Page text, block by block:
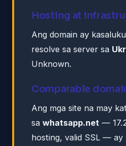
Hosting at
Ang domain ay
resolve sa server sa
Unknown.
Comparable
Ang mga site na may
sa whatsapp.net —
hosting, valid SSL — ay